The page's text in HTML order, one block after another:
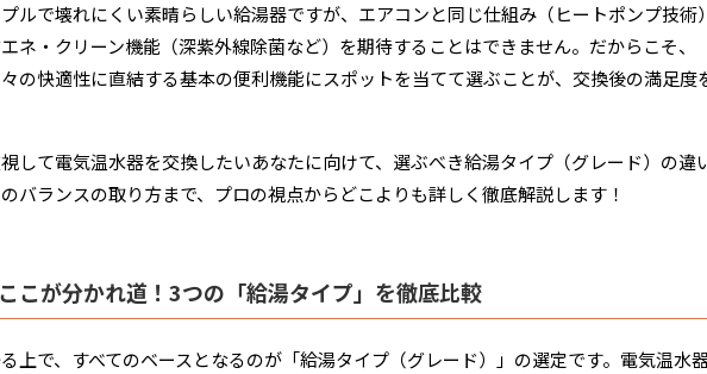
ルで壊れにくい素晴らしい給湯器ですが、エアコンと同じ仕組み（ヒートポンプ技術
ネ・クリーン機能（深紫外線除菌など）を期待することはできません。だからこそ、
の快適性に直結する基本の便利機能にスポットを当てて選ぶことが、交換後の満足度
して電気温水器を交換したいあなたに向けて、選ぶべき給湯タイプ（グレード）の違
バランスの取り方まで、プロの視点からどこよりも詳しく徹底解説します！
こが分かれ道！3つの「給湯タイプ」を徹底比較
上で、すべてのベースとなるのが「給湯タイプ（グレード）」の選定です。電気温水